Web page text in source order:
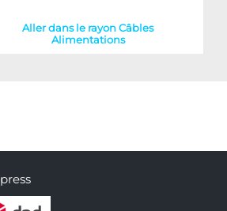
Aller dans le rayon Câbles
Alimentations